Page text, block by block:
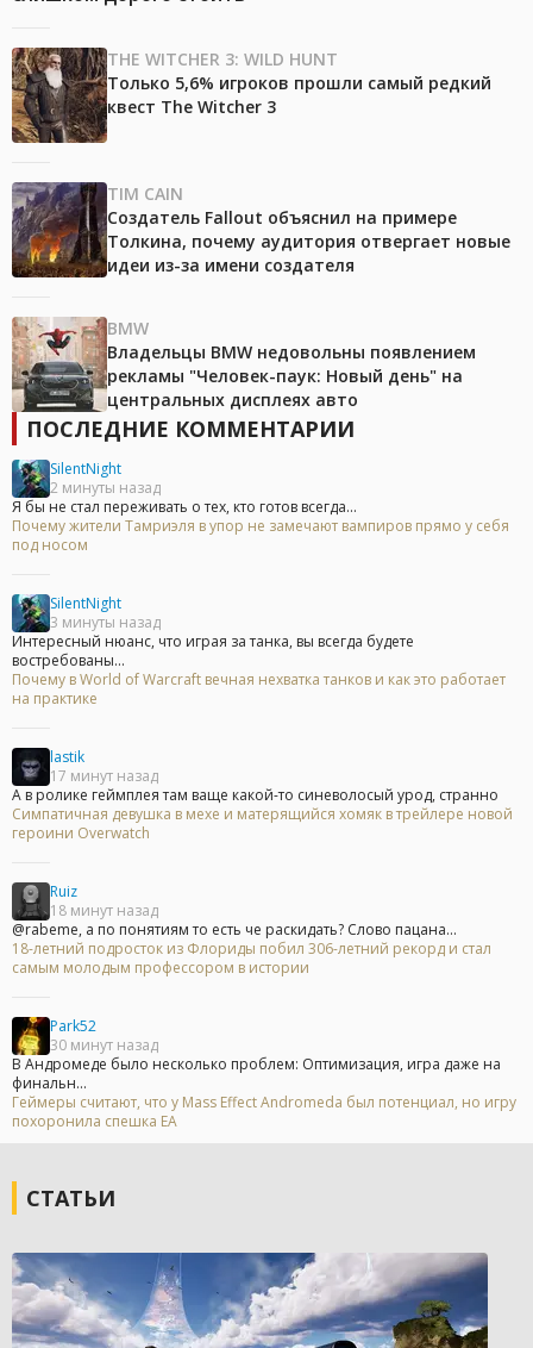
THE WITCHER 3: WILD HUNT
Только 5,6% игроков прошли самый редкий
квест The Witcher 3
TIM CAIN
Создатель Fallout объяснил на примере
Толкина, почему аудитория отвергает новые
идеи из-за имени создателя
BMW
Владельцы BMW недовольны появлением
рекламы "Человек-паук: Новый день" на
центральных дисплеях авто
ПОСЛЕДНИЕ КОММЕНТАРИИ
SilentNight
2 минуты назад
Я бы не стал переживать о тех, кто готов всегда...
Почему жители Тамриэля в упор не замечают вампиров прямо у себя
под носом
SilentNight
3 минуты назад
Интересный нюанс, что играя за танка, вы всегда будете
востребованы...
Почему в World of Warcraft вечная нехватка танков и как это работает
на практике
lastik
17 минут назад
А в ролике геймплея там ваще какой-то синеволосый урод, странно
Симпатичная девушка в мехе и матерящийся хомяк в трейлере новой
героини Overwatch
Ruiz
18 минут назад
@rabeme, а по понятиям то есть че раскидать? Слово пацана...
18-летний подросток из Флориды побил 306-летний рекорд и стал
самым молодым профессором в истории
Park52
30 минут назад
В Андромеде было несколько проблем: Оптимизация, игра даже на
финальн...
Геймеры считают, что у Mass Effect Andromeda был потенциал, но игру
похоронила спешка EA
СТАТЬИ